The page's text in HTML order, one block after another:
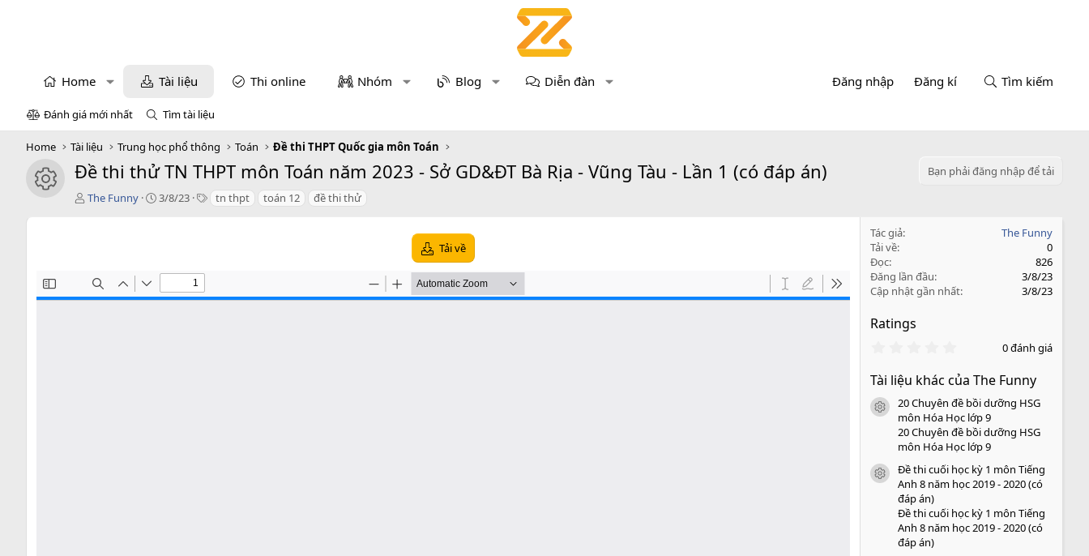
Home Tài liệu Thi online Nhóm Blog Diễn đàn Đăng nhập Đăng kí Tìm kiếm
Đánh giá mới nhất Tìm tài liệu
Home Tài liệu Trung học phổ thông Toán Đề thi THPT Quốc gia môn Toán
icon tài liệu
Đề thi thử TN THPT môn Toán năm 2023 - Sở GD&ĐT Bà Rịa - Vũng Tàu - Lần 1 (có đáp án)
Bạn phải đăng nhập để tải
T
The Funny
C
n
3/8/23
T tn thpt toán 12 đề thi thử
Tải về
Tác giả
The Funny
Tải về
0
Đọc
826
Đăng lần đầu
3/8/23
Cập nhật gần nhất
3/8/23
Ratings
0
0
s
a
o
0 đánh giá
Tài liệu khác của The Funny
icon tài liệu
20 Chuyên đề bồi dưỡng HSG
môn Hóa Học lớp 9
20 Chuyên đề bồi dưỡng HSG
môn Hóa Học lớp 9
icon tài liệu
Đề thi cuối học kỳ 1 môn Tiếng
Anh 8 năm học 2019 - 2020 (có
đáp án)
Đề thi cuối học kỳ 1 môn Tiếng
Anh 8 năm học 2019 - 2020 (có
đáp án)